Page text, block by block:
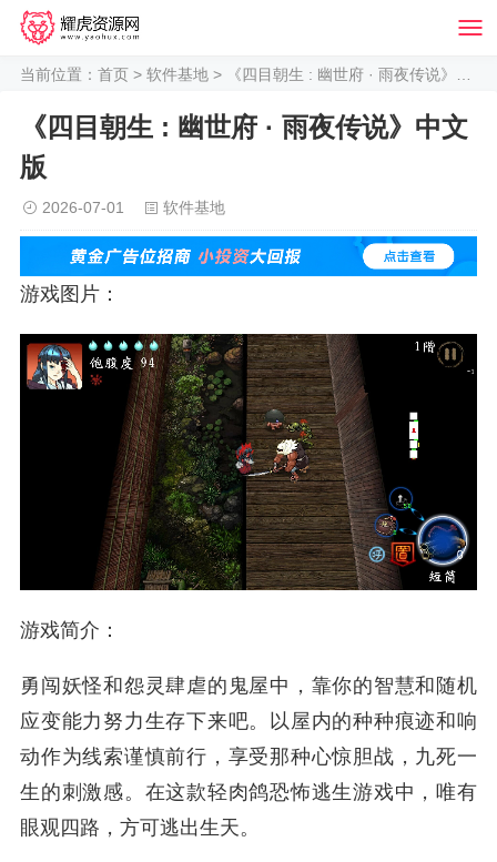
当前位置： 首页 > 软件基地 > 《四目朝生 : 幽世府 · 雨夜传说》中文版
《四目朝生 : 幽世府 · 雨夜传说》中文
版
2026-07-01 软件基地
游戏图片：
游戏简介：
勇闯妖怪和怨灵肆虐的鬼屋中，靠你的智慧和随机
应变能力努力生存下来吧。以屋内的种种痕迹和响
动作为线索谨慎前行，享受那种心惊胆战，九死一
生的刺激感。在这款轻肉鸽恐怖逃生游戏中，唯有
眼观四路，方可逃出生天。